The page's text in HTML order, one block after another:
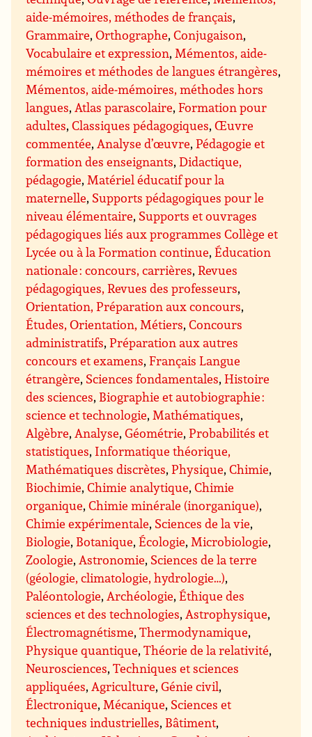
aide-mémoires, méthodes de français,
Grammaire,Orthographe,Conjugaison,
Vocabulaire et expression, Mémentos, aide-
mémoires et méthodes de langues étrangères,
Mémentos, aide-mémoires, méthodes hors
langues, Atlas parascolaire,Formation pour
adultes,Classiques pédagogiques,Œuvre
commentée, Analyse d’œuvre,Pédagogie et
formation des enseignants,Didactique,
pédagogie, Matériel éducatif pour la
maternelle, Supports pédagogiques pour le
niveau élémentaire, Supports et ouvrages
pédagogiques liés aux programmes Collège et
Lycée ou à la Formation continue,Éducation
nationale : concours, carrières,Revues
pédagogiques, Revues des professeurs,
Orientation, Préparation aux concours,
Études, Orientation, Métiers,Concours
administratifs,Préparation aux autres
concours et examens,Français Langue
étrangère, Sciences fondamentales,Histoire
des sciences, Biographie et autobiographie :
science et technologie, Mathématiques,
Algèbre, Analyse,Géométrie,Probabilités et
statistiques, Informatique théorique,
Mathématiques discrètes,Physique,Chimie,
Biochimie,Chimie analytique,Chimie
organique,Chimie minérale (inorganique),
Chimie expérimentale, Sciences de la vie,
Biologie, Botanique,Écologie, Microbiologie,
Zoologie, Astronomie, Sciences de la terre
(géologie, climatologie, hydrologie…),
Paléontologie, Archéologie,Éthique des
sciences et des technologies, Astrophysique,
Électromagnétisme,Thermodynamique,
Physique quantique,Théorie de la relativité,
Neurosciences,Techniques et sciences
appliquées, Agriculture,Génie civil,
Électronique, Mécanique, Sciences et
techniques industrielles, Bâtiment,